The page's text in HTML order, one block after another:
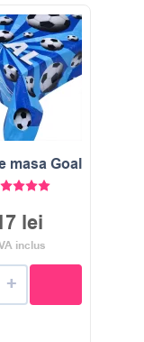
masa Goal
lei
inclus
+